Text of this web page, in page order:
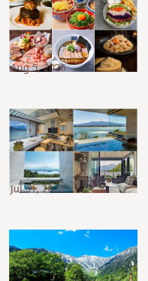
Aug 5, 2026
Jul 31, 2026